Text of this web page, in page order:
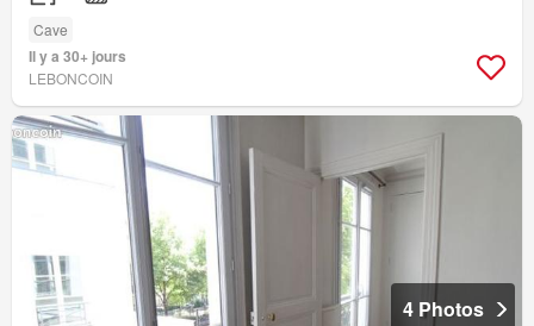
Cave
Il y a 30+ jours
LEBONCOIN
4 Photos